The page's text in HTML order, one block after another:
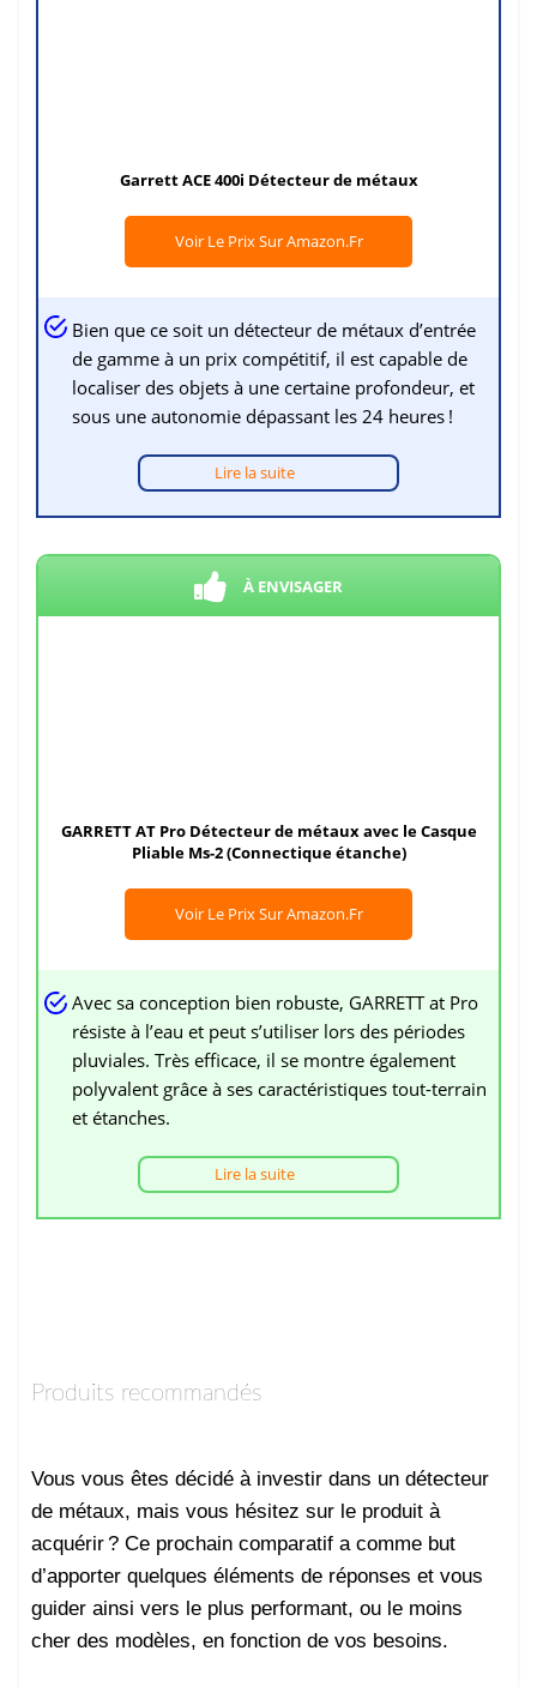
Garrett ACE 400i Détecteur de métaux
Voir Le Prix Sur Amazon.fr
Bien que ce soit un détecteur de métaux d’entrée
de gamme à un prix compétitif, il est capable de
localiser des objets à une certaine profondeur, et
sous une autonomie dépassant les 24 heures !
Lire la suite
À ENVISAGER
GARRETT AT Pro Détecteur de métaux avec le Casque
Pliable Ms-2 (Connectique étanche)
Voir Le Prix Sur Amazon.fr
Avec sa conception bien robuste, GARRETT at Pro
résiste à l’eau et peut s’utiliser lors des périodes
pluviales. Très efficace, il se montre également
polyvalent grâce à ses caractéristiques tout-terrain
et étanches.
Lire la suite
Produits recommandés
Vous vous êtes décidé à investir dans un détecteur
de métaux, mais vous hésitez sur le produit à
acquérir ? Ce prochain comparatif a comme but
d’apporter quelques éléments de réponses et vous
guider ainsi vers le plus performant, ou le moins
cher des modèles, en fonction de vos besoins.